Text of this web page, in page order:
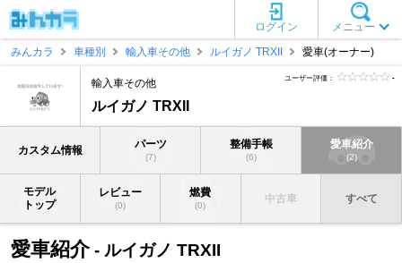
メニュー
ログイン
みんカラ
車種別 輸入車その他 ルイガノ TRXII 愛車(オーナー)
輸入車その他
ルイガノ TRXII
ユーザー評価： -
カスタム情報 パーツ
(7)
整備手帳
(6)
愛車紹介
(2)
モデル
トップ
レビュー
(0)
燃費
(0)
中古車 すべて
愛車紹介- ルイガノ TRXII